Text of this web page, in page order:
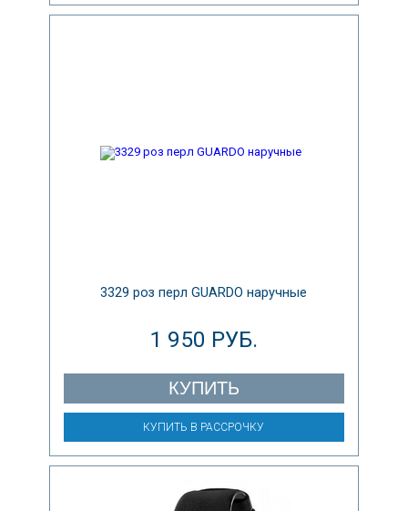
3329 роз перл GUARDO наручные
1 950 РУБ.
КУПИТЬ
КУПИТЬ В РАССРОЧКУ